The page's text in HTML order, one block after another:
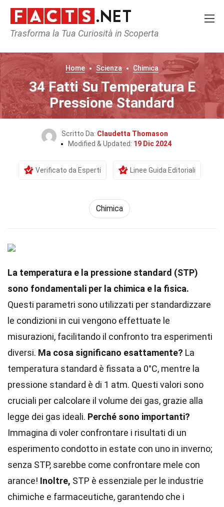
Trasforma la Tua Curiosità in Scoperta
Home Scienza Chimica
34 Fatti Su Temperatura E
Pressione Standard
Scritto Da: Claudetta Thomason
Modified & Updated: 19 Dic 2024
Verificato da Esperti Linee Guida Editoriali
Chimica
La temperatura e la pressione standard (STP)
sono fondamentali per la chimica e la fisica.
Questi parametri sono utilizzati per standardizzare
le condizioni in cui vengono effettuate le
misurazioni, facilitando il confronto tra esperimenti
diversi. Ma cosa significano esattamente? La
temperatura standard è fissata a 0°C, mentre la
pressione standard è di 1 atm. Questi valori sono
cruciali per calcolare il volume dei gas, grazie alla
legge dei gas ideali. Perché sono importanti?
Immagina di voler confrontare i risultati di un
esperimento condotto in estate con uno in inverno;
senza STP, sarebbe come confrontare mele con
arance! Inoltre, STP è essenziale per le industrie
chimiche e farmaceutiche, garantendo che i